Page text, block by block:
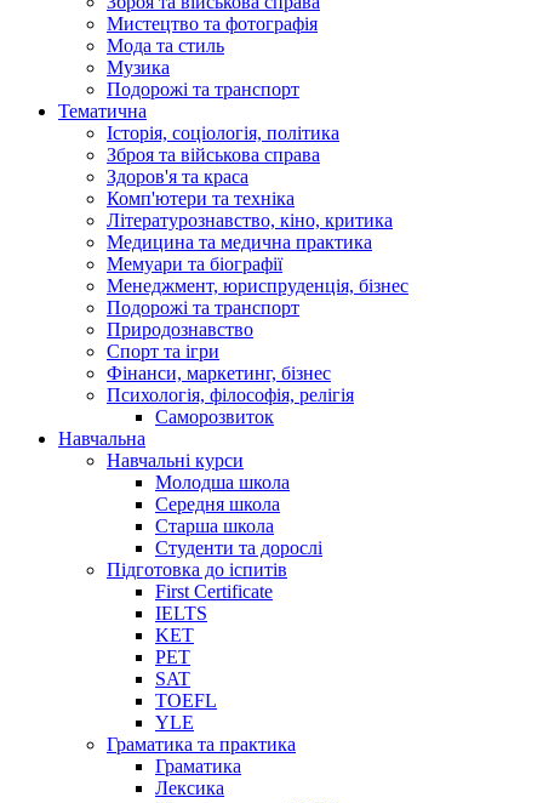
Мистецтво та фотографія
Мода та стиль
Музика
Подорожі та транспорт
Тематична
Історія, соціологія, політика
Зброя та військова справа
Здоров'я та краса
Комп'ютери та техніка
Літературознавство, кіно, критика
Медицина та медична практика
Мемуари та біографії
Менеджмент, юриспруденція, бізнес
Подорожі та транспорт
Природознавство
Спорт та ігри
Фінанси, маркетинг, бізнес
Психологія, філософія, релігія
Саморозвиток
Навчальна
Навчальні курси
Молодша школа
Середня школа
Старша школа
Студенти та дорослі
Підготовка до іспитів
First Certificate
IELTS
KET
PET
SAT
TOEFL
YLE
Граматика та практика
Граматика
Лексика